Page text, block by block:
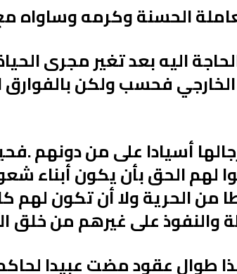
الحسنة وكرمه وساواه
اليه بعد تغير مجرى
فحسب ولكن بالفوارق
أسيادا على من دونهم
لهم الحق بأن يكون أبناء
من الحرية ولا أن تكون
على غيرهم من خلق
طوال عقود مضت عبيدا